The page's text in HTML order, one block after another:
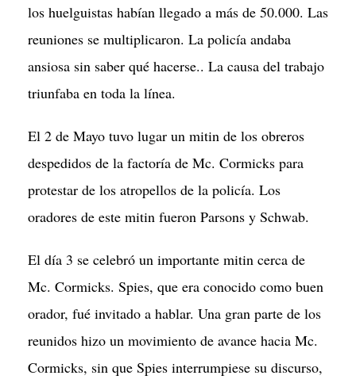
los huelguistas habían llegado a más de 50.000. Las
reuniones se multiplicaron. La policía andaba
ansiosa sin saber qué hacerse.. La causa del trabajo
triunfaba en toda la línea.
El 2 de Mayo tuvo lugar un mitin de los obreros
despedidos de la factoría de Mc. Cormicks para
protestar de los atropellos de la policía. Los
oradores de este mitin fueron Parsons y Schwab.
El día 3 se celebró un importante mitin cerca de
Mc. Cormicks. Spies, que era conocido como buen
orador, fué invitado a hablar. Una gran parte de los
reunidos hizo un movimiento de avance hacia Mc.
Cormicks, sin que Spies interrumpiese su discurso,